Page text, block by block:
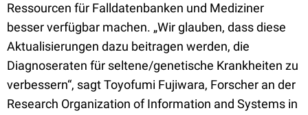
Ressourcen für Falldatenbanken und Mediziner
besser verfügbar machen. „Wir glauben, dass diese
Aktualisierungen dazu beitragen werden, die
Diagnoseraten für seltene/genetische Krankheiten zu
verbessern“, sagt Toyofumi Fujiwara, Forscher an der
Research Organization of Information and Systems in